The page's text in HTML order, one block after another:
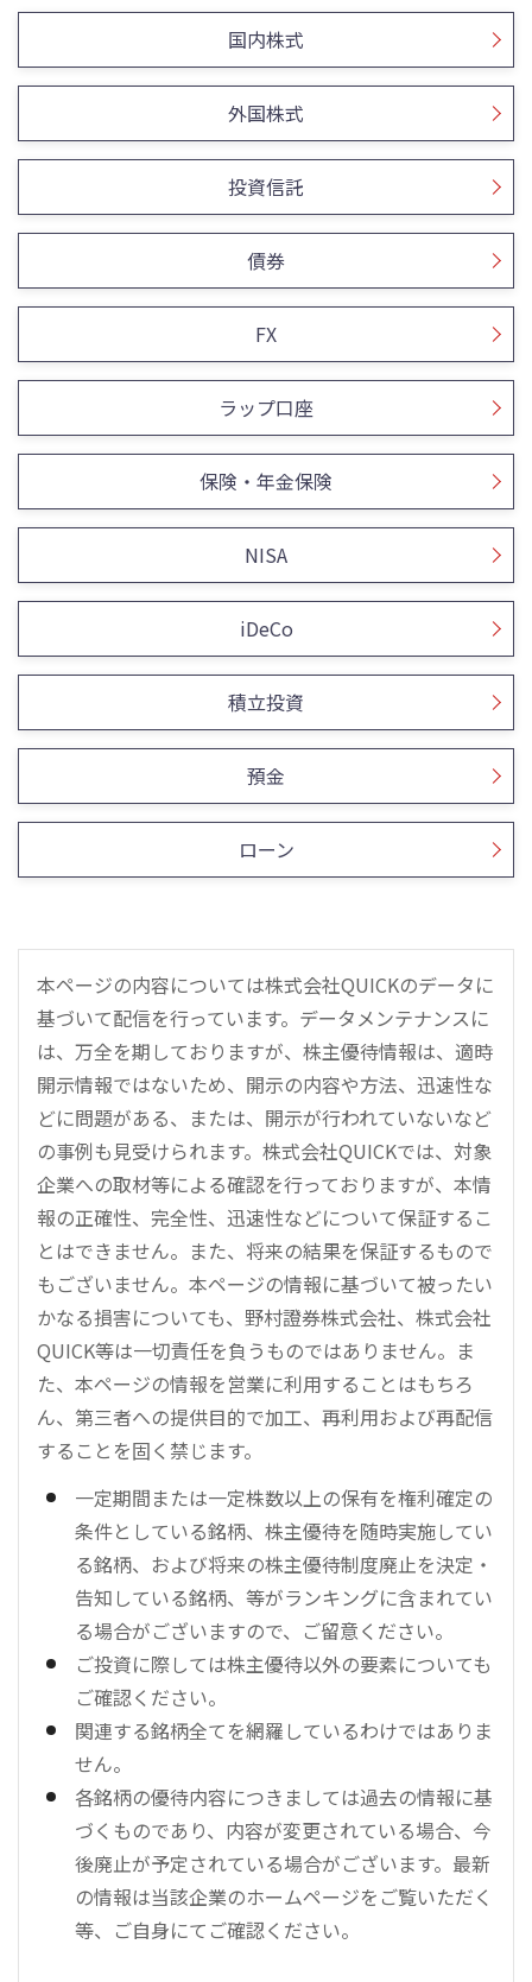
国内株式
外国株式
投資信託
債券
FX
ラップ口座
保険・年金保険
NISA
iDeCo
積立投資
預金
ローン
本ページの内容については株式会社QUICKのデータに
基づいて配信を行っています。データメンテナンスに
は、万全を期しておりますが、株主優待情報は、適時
開示情報ではないため、開示の内容や方法、迅速性な
どに問題がある、または、開示が行われていないなど
の事例も見受けられます。株式会社QUICKでは、対象
企業への取材等による確認を行っておりますが、本情
報の正確性、完全性、迅速性などについて保証するこ
とはできません。また、将来の結果を保証するもので
もございません。本ページの情報に基づいて被ったい
かなる損害についても、野村證券株式会社、株式会社
QUICK等は一切責任を負うものではありません。ま
た、本ページの情報を営業に利用することはもちろ
ん、第三者への提供目的で加工、再利用および再配信
することを固く禁じます。
一定期間または一定株数以上の保有を権利確定の
条件としている銘柄、株主優待を随時実施してい
る銘柄、および将来の株主優待制度廃止を決定・
告知している銘柄、等がランキングに含まれてい
る場合がございますので、ご留意ください。
ご投資に際しては株主優待以外の要素についても
ご確認ください。
関連する銘柄全てを網羅しているわけではありま
せん。
各銘柄の優待内容につきましては過去の情報に基
づくものであり、内容が変更されている場合、今
後廃止が予定されている場合がございます。最新
の情報は当該企業のホームページをご覧いただく
等、ご自身にてご確認ください。